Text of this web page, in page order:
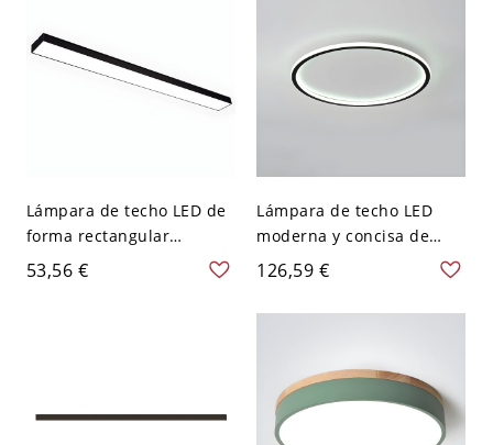
Lámpara de techo LED de
forma rectangular
moderna de aluminio con
1 luz para oficina - 110 A
53,56 €
Lámpara de techo LED
moderna y concisa de
forma redonda de
aluminio para dormitorio
- Negro 110 A 120 V 30,48
126,59 €